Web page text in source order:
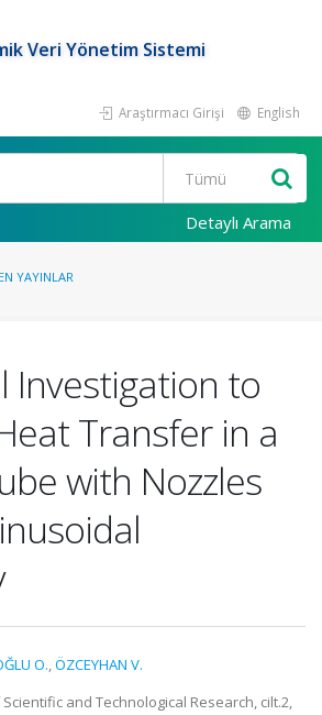
Veri Yönetim Sistemi
Araştırmacı Girişi English
Detaylı Arama
YAYINLAR
Investigation to
Transfer in a
with Nozzles
O.,ÖZCEYHAN V.
and Technological Research, cilt.2,